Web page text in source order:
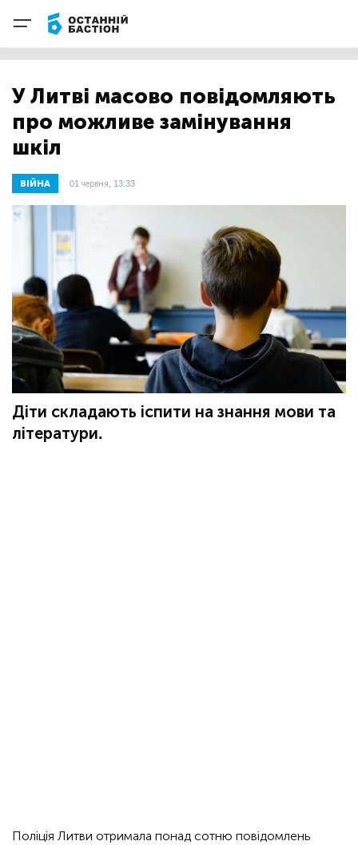
У Литві масово повідомляють
про можливе замінування
шкіл
ВІЙНА 01 червня, 13:33
Діти складають іспити на знання мови та
літератури.
Поліція Литви отримала понад сотню повідомлень